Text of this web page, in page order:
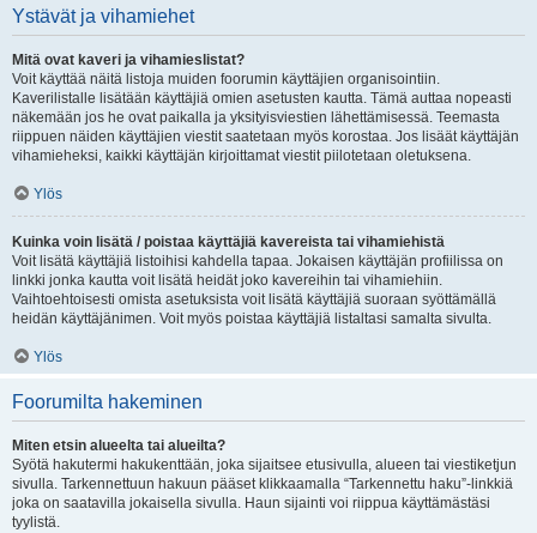
Ystävät ja vihamiehet
Mitä ovat kaveri ja vihamieslistat?
Voit käyttää näitä listoja muiden foorumin käyttäjien organisointiin.
Kaverilistalle lisätään käyttäjiä omien asetusten kautta. Tämä auttaa nopeasti
näkemään jos he ovat paikalla ja yksityisviestien lähettämisessä. Teemasta
riippuen näiden käyttäjien viestit saatetaan myös korostaa. Jos lisäät käyttäjän
vihamieheksi, kaikki käyttäjän kirjoittamat viestit piilotetaan oletuksena.
Ylös
Kuinka voin lisätä / poistaa käyttäjiä kavereista tai vihamiehistä
Voit lisätä käyttäjiä listoihisi kahdella tapaa. Jokaisen käyttäjän profiilissa on
linkki jonka kautta voit lisätä heidät joko kavereihin tai vihamiehiin.
Vaihtoehtoisesti omista asetuksista voit lisätä käyttäjiä suoraan syöttämällä
heidän käyttäjänimen. Voit myös poistaa käyttäjiä listaltasi samalta sivulta.
Ylös
Foorumilta hakeminen
Miten etsin alueelta tai alueilta?
Syötä hakutermi hakukenttään, joka sijaitsee etusivulla, alueen tai viestiketjun
sivulla. Tarkennettuun hakuun pääset klikkaamalla “Tarkennettu haku”-linkkiä
joka on saatavilla jokaisella sivulla. Haun sijainti voi riippua käyttämästäsi
tyylistä.